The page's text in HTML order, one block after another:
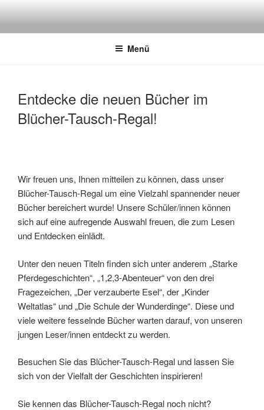
springen
Menü
Entdecke die neuen Bücher im
Blücher-Tausch-Regal!
Wir freuen uns, Ihnen mitteilen zu können, dass unser
Blücher-Tausch-Regal um eine Vielzahl spannender neuer
Bücher bereichert wurde! Unsere Schüler/innen können
sich auf eine aufregende Auswahl freuen, die zum Lesen
und Entdecken einlädt.
Unter den neuen Titeln finden sich unter anderem „Starke
Pferdegeschichten“, „1,2,3-Abenteuer“ von den drei
Fragezeichen, „Der verzauberte Esel“, der „Kinder
Weltatlas“ und „Die Schule der Wunderdinge“. Diese und
viele weitere fesselnde Bücher warten darauf, von unseren
jungen Leser/innen entdeckt zu werden.
Besuchen Sie das Blücher-Tausch-Regal und lassen Sie
sich von der Vielfalt der Geschichten inspirieren!
Sie kennen das Blücher-Tausch-Regal noch nicht?